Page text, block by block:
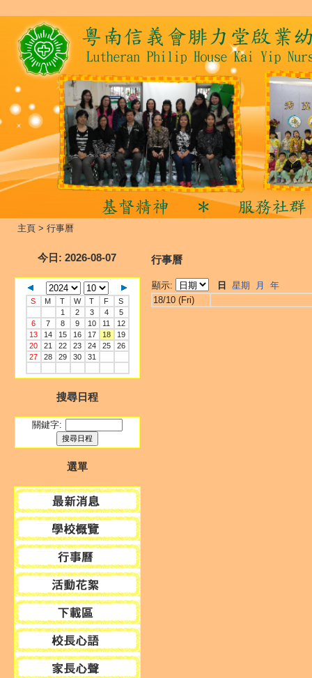
主頁 > 行事曆
今日 : 2026-08-07
S M T W T F
S
1
2 3 4
5
6
7 8 9 10 11
12
13
14 15 16 17 18
19
20
21 22 23 24 25
26
27
28 29 30 31
搜尋日程
關鍵字:
選單
行事曆
顯示: 日 星期 月
年
18/10 (Fri)